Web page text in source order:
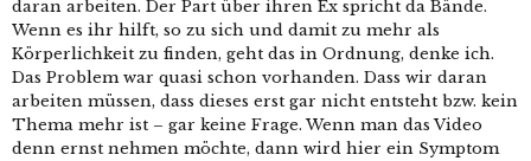
daran arbeiten. Der Part über ihren Ex spricht da Bände.
Wenn es ihr hilft, so zu sich und damit zu mehr als
Körperlichkeit zu finden, geht das in Ordnung, denke ich.
Das Problem war quasi schon vorhanden. Dass wir daran
arbeiten müssen, dass dieses erst gar nicht entsteht bzw. kein
Thema mehr ist – gar keine Frage. Wenn man das Video
denn ernst nehmen möchte, dann wird hier ein Symptom